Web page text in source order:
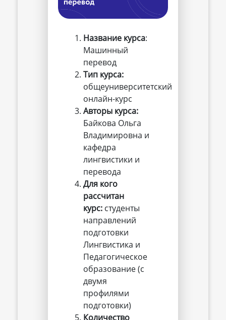
Название курса:
Машинный
перевод
Тип курса:
общеуниверситетский
онлайн-курс
Авторы курса:
Байкова Ольга
Владимировна и
кафедра
лингвистики и
перевода
Для кого
рассчитан
курс: студенты
направлений
подготовки
Лингвистика и
Педагогическое
образование (с
двумя
профилями
подготовки)
Количество